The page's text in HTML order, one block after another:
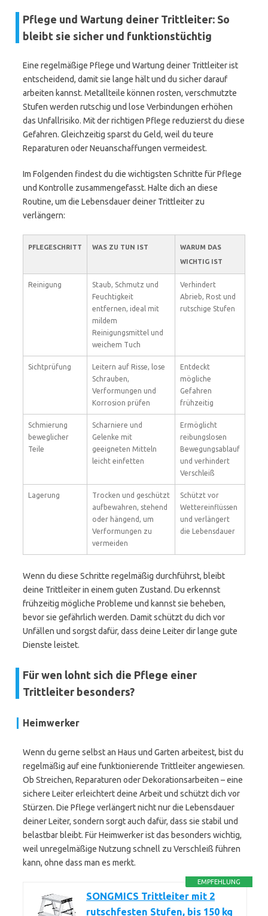
Pflege und Wartung deiner Trittleiter: So
bleibt sie sicher und funktionstüchtig
Eine regelmäßige Pflege und Wartung deiner Trittleiter ist
entscheidend, damit sie lange hält und du sicher darauf
arbeiten kannst. Metallteile können rosten, verschmutzte
Stufen werden rutschig und lose Verbindungen erhöhen
das Unfallrisiko. Mit der richtigen Pflege reduzierst du diese
Gefahren. Gleichzeitig sparst du Geld, weil du teure
Reparaturen oder Neuanschaffungen vermeidest.
Im Folgenden findest du die wichtigsten Schritte für Pflege
und Kontrolle zusammengefasst. Halte dich an diese
Routine, um die Lebensdauer deiner Trittleiter zu
verlängern:
PFLEGESCHRITT WAS ZU TUN IST
WARUM DAS
WICHTIG IST
Reinigung
Staub, Schmutz und
Feuchtigkeit
entfernen, ideal mit
mildem
Reinigungsmittel und
weichem Tuch
Verhindert
Abrieb, Rost und
rutschige Stufen
Sichtprüfung
Leitern auf Risse, lose
Schrauben,
Verformungen und
Korrosion prüfen
Entdeckt
mögliche
Gefahren
frühzeitig
Schmierung
beweglicher
Teile
Scharniere und
Gelenke mit
geeigneten Mitteln
leicht einfetten
Ermöglicht
reibungslosen
Bewegungsablauf
und verhindert
Verschleiß
Lagerung
Trocken und geschützt
aufbewahren, stehend
oder hängend, um
Verformungen zu
vermeiden
Schützt vor
Wettereinflüssen
und verlängert
die Lebensdauer
Wenn du diese Schritte regelmäßig durchführst, bleibt
deine Trittleiter in einem guten Zustand. Du erkennst
frühzeitig mögliche Probleme und kannst sie beheben,
bevor sie gefährlich werden. Damit schützt du dich vor
Unfällen und sorgst dafür, dass deine Leiter dir lange gute
Dienste leistet.
Für wen lohnt sich die Pflege einer
Trittleiter besonders?
Heimwerker
Wenn du gerne selbst an Haus und Garten arbeitest, bist du
regelmäßig auf eine funktionierende Trittleiter angewiesen.
Ob Streichen, Reparaturen oder Dekorationsarbeiten – eine
sichere Leiter erleichtert deine Arbeit und schützt dich vor
Stürzen. Die Pflege verlängert nicht nur die Lebensdauer
deiner Leiter, sondern sorgt auch dafür, dass sie stabil und
belastbar bleibt. Für Heimwerker ist das besonders wichtig,
weil unregelmäßige Nutzung schnell zu Verschleiß führen
kann, ohne dass man es merkt.
EMPFEHLUNG
SONGMICS Trittleiter mit 2
rutschfesten Stufen, bis 150 kg